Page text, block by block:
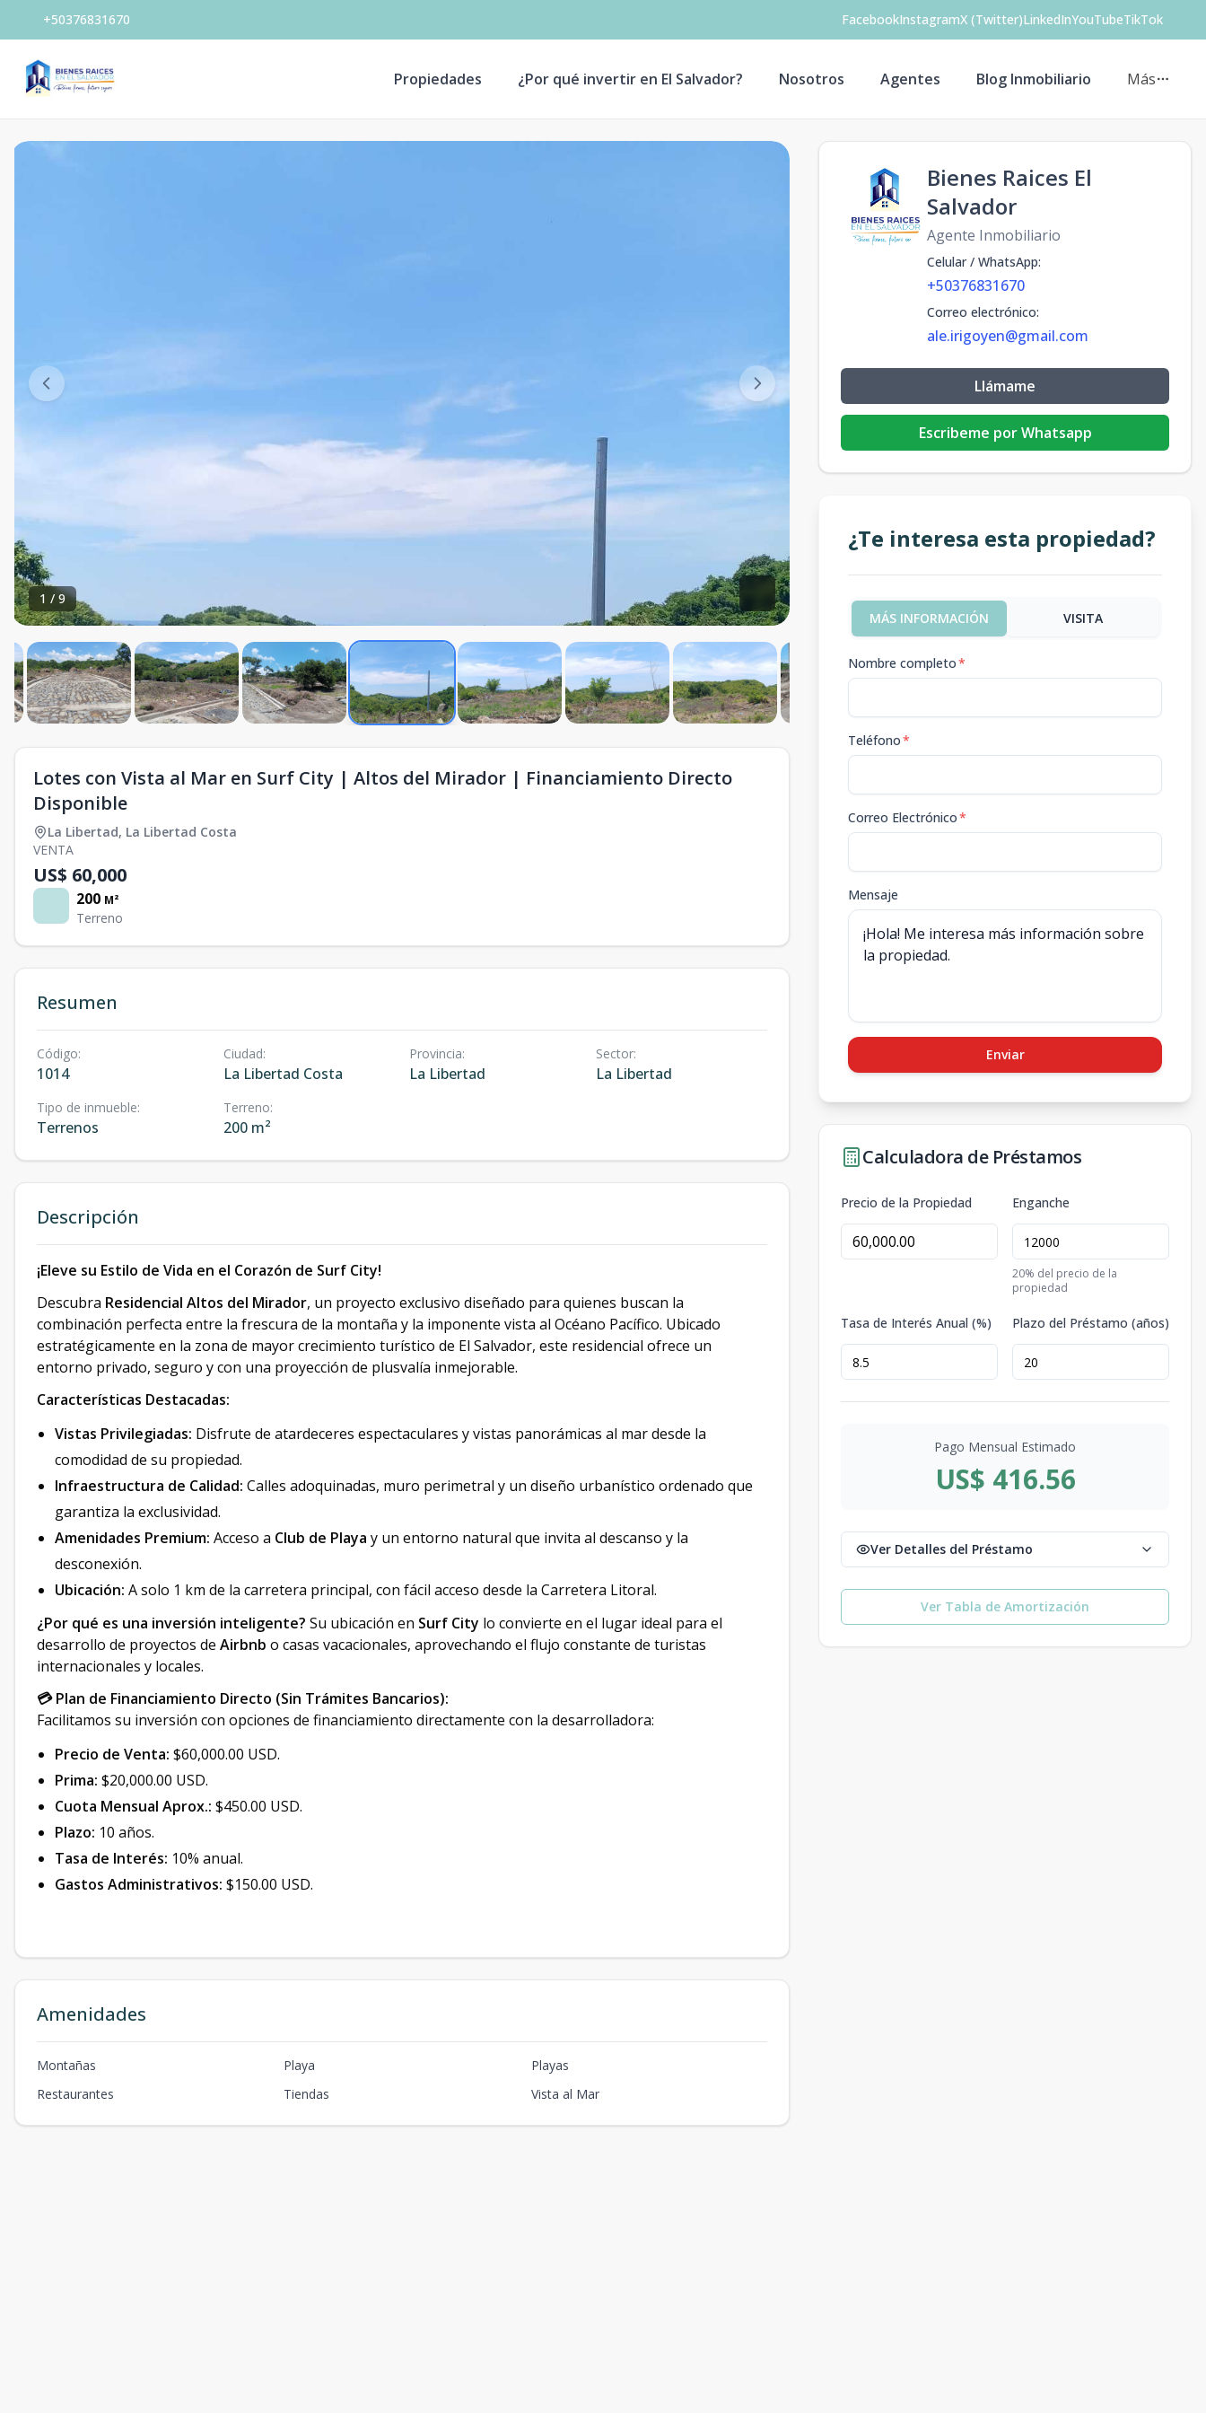
+50376831670 FacebookInstagramX (Twitter)LinkedInYouTubeTikTok
Propiedades ¿Por qué invertir en El Salvador? Nosotros Agentes Blog Inmobiliario Más
1 / 9
Lotes con Vista al Mar en Surf City | Altos del Mirador | Financiamiento Directo
Disponible
La Libertad, La Libertad Costa
VENTA
US$ 60,000
200 M²
Terreno
Resumen
Código:
1014
Ciudad:
La Libertad Costa
Provincia:
La Libertad
Sector:
La Libertad
Tipo de inmueble:
Terrenos
Terreno:
200 m²
Descripción
¡Eleve su Estilo de Vida en el Corazón de Surf City!
Descubra Residencial Altos del Mirador, un proyecto exclusivo diseñado para quienes buscan la
combinación perfecta entre la frescura de la montaña y la imponente vista al Océano Pacífico. Ubicado
estratégicamente en la zona de mayor crecimiento turístico de El Salvador, este residencial ofrece un
entorno privado, seguro y con una proyección de plusvalía inmejorable.
Características Destacadas:
Vistas Privilegiadas: Disfrute de atardeceres espectaculares y vistas panorámicas al mar desde la
comodidad de su propiedad.
Infraestructura de Calidad: Calles adoquinadas, muro perimetral y un diseño urbanístico ordenado que
garantiza la exclusividad.
Amenidades Premium: Acceso a Club de Playa y un entorno natural que invita al descanso y la
desconexión.
Ubicación: A solo 1 km de la carretera principal, con fácil acceso desde la Carretera Litoral.
¿Por qué es una inversión inteligente? Su ubicación en Surf City lo convierte en el lugar ideal para el
desarrollo de proyectos de Airbnb o casas vacacionales, aprovechando el flujo constante de turistas
internacionales y locales.
💳 Plan de Financiamiento Directo (Sin Trámites Bancarios):
Facilitamos su inversión con opciones de financiamiento directamente con la desarrolladora:
Precio de Venta: $60,000.00 USD.
Prima: $20,000.00 USD.
Cuota Mensual Aprox.: $450.00 USD.
Plazo: 10 años.
Tasa de Interés: 10% anual.
Gastos Administrativos: $150.00 USD.
Amenidades
Montañas Playa
Playas
Restaurantes
Tiendas Vista al Mar
Bienes Raices El
Salvador
Agente Inmobiliario
Celular / WhatsApp:
+50376831670
Correo electrónico:
ale.irigoyen@gmail.com
Llámame
Escribeme por Whatsapp
¿Te interesa esta propiedad?
MÁS INFORMACIÓN VISITA
Nombre completo*
Teléfono*
Correo Electrónico*
Mensaje
Enviar
Calculadora de Préstamos
Precio de la Propiedad Enganche
20% del precio de la
propiedad
Tasa de Interés Anual (%) Plazo del Préstamo (años)
Pago Mensual Estimado
US$ 416.56
Ver Detalles del Préstamo
Ver Tabla de Amortización